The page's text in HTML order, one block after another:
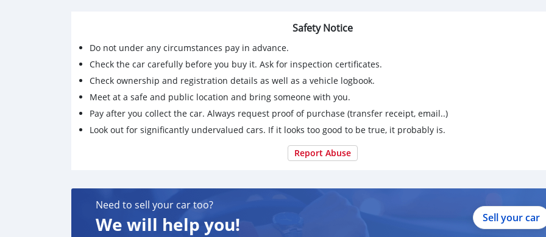
Gearbox : AT Color : ขาว
(ซื้อสด ราคานี้ยังไม่รวมค่าดำเนินการ 10,000 บ.)
🚩 Price. 339,000 บาท
ยอดจัด : 349,000 บาท
เงินดาวน์. : ฟรีเงินดาวน์
ประกันภัย : ฟรีประกันภัย 1 ปี
ค่าดำเนินการ : 10,000 บาท
ผ่อน 60 งวด = 7,281 บาท
ผ่อน 72 งวด = 6,546 บาท
ผ่อน 84 งวด = 6,099 บาท
Safety Notice
Do not under any circumstances pay in advance.
Check the car carefully before you buy it. Ask for inspection certificates.
Check ownership and registration details as well as a vehicle logbook.
Meet at a safe and public location and bring someone with you.
Pay after you collect the car. Always request proof of purchase (transfer receipt, email..)
Look out for significantly undervalued cars. If it looks too good to be true, it probably is.
Report Abuse
Need to sell your car too?
We will help you! Sell your car